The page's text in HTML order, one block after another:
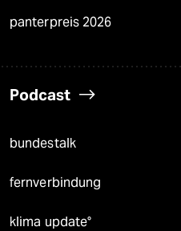
panterpreis 2026
Podcast
bundestalk
fernverbindung
klima update°